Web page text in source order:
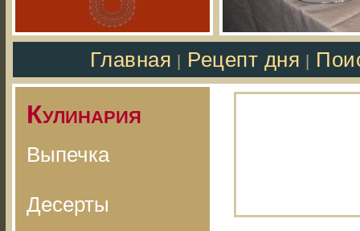
Главная Рецепт дня
Кулинария
Выпечка
Десерты